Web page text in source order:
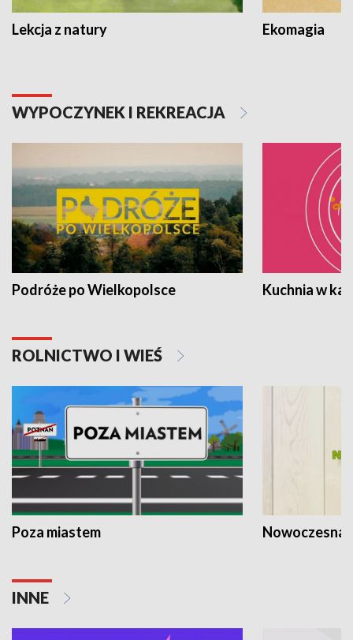
Lekcja z natury Ekomagia
WYPOCZYNEK I REKREACJA
Podróże po Wielkopolsce Kuchnia w
ROLNICTWO I WIEŚ
Poza miastem Nowoczesna
INNE